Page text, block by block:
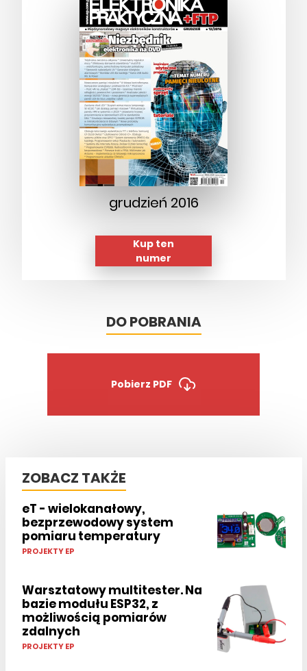
grudzień 2016
Kup ten
numer
DO POBRANIA
Pobierz PDF
ZOBACZ TAKŻE
eT - wielokanałowy,
bezprzewodowy system
pomiaru temperatury
PROJEKTY EP
Warsztatowy multitester. Na
bazie modułu ESP32, z
możliwością pomiarów
zdalnych
PROJEKTY EP